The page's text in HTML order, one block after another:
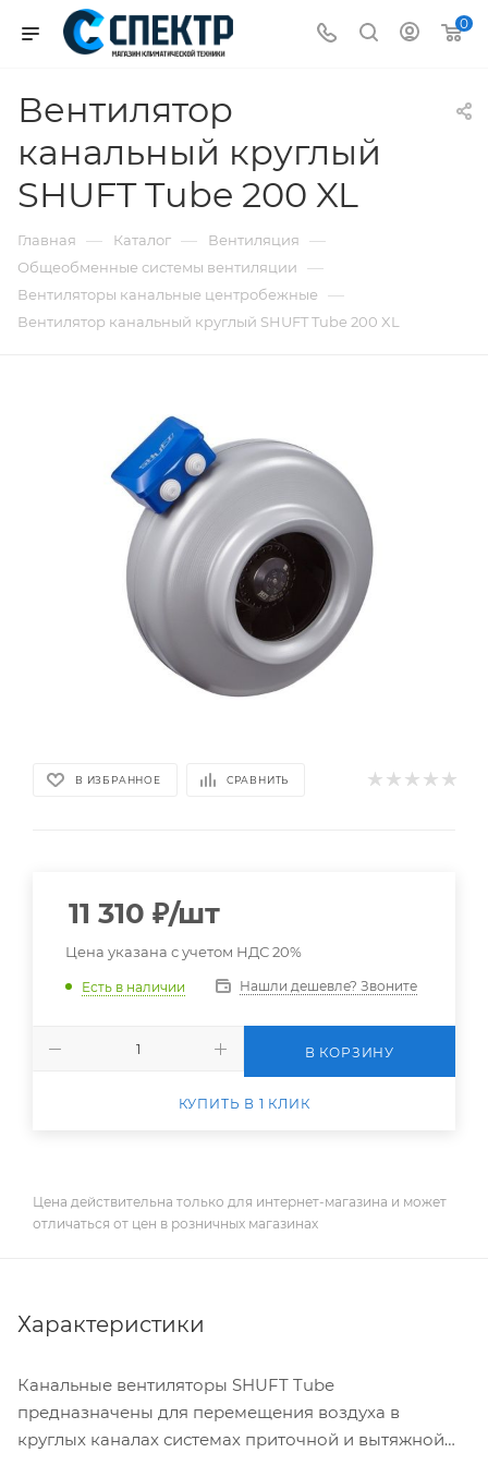
0
Вентилятор
канальный круглый
SHUFT Tube 200 XL
Главная — Каталог — Вентиляция —
Общеобменные системы вентиляции —
Вентиляторы канальные центробежные —
Вентилятор канальный круглый SHUFT Tube 200 XL
В ИЗБРАННОЕ СРАВНИТЬ
11 310 ₽/шт
Цена указана с учетом НДС 20%
Есть в наличии Нашли дешевле? Звоните
В КОРЗИНУ
КУПИТЬ В 1 КЛИК
Цена действительна только для интернет-магазина и может
отличаться от цен в розничных магазинах
Характеристики
Канальные вентиляторы SHUFT Tube
предназначены для перемещения воздуха в
круглых каналах системах приточной и вытяжной